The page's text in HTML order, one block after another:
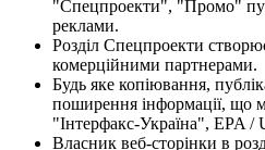
"Спецпроекти", "Промо"
реклами.
Розділ Спецпроекти
комерційними партнерами.
Будь яке копіювання,
поширення інформації, що
"Інтерфакс-Україна", EPA /
Власник веб-сторінки в